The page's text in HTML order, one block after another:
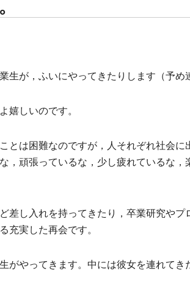
生が，ふいにやってきたりします（予め
嬉しいのです。
とは困難なのですが，人それぞれ社会
，頑張っているな，少し疲れているな
差し入れを持ってきたり，卒業研究や
充実した再会です。
がやってきます。中には彼女を連れて